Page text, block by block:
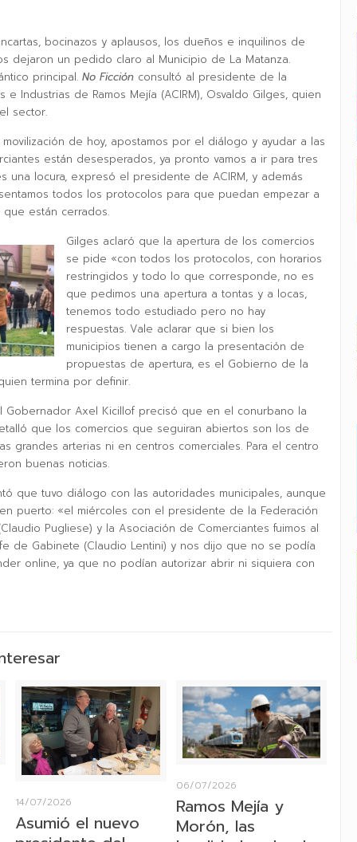
bocinazos y aplausos, los dueños e inquilinos de
dejaron un pedido claro al Municipio de La Matanza.
principal. No Ficciónconsultó al presidente de la
Industrias de Ramos Mejía (ACIRM), Osvaldo Gilges, quien
sector.
de hoy, apostamos por el diálogo y ayudar a las
están desesperados, ya pronto vamos a ir para tres
una locura, expresó el presidente de ACIRM, y además
todos los protocolos para que puedan empezar a
están cerrados.
Gilges aclaró que la apertura de los comercios
se pide «con todos los protocolos, con horarios
restringidos y todo lo que corresponde, no es
que pedimos una apertura a tontas y a locas,
tenemos todo estudiado pero no hay
respuestas. Vale aclarar que si bien los
municipios tienen a cargo la presentación de
propuestas de apertura, es el Gobierno de la
termina por definir.
Gobernador Axel Kicillof precisó que en el conurbano la
que los comercios que seguiran abiertos son los de
grandes arterias ni en centros comerciales. Para el centro
buenas noticias.
que tuvo diálogo con las autoridades municipales, aunque
puerto: «el miércoles con el presidente de la Federación
Pugliese) y la Asociación de Comerciantes fuimos al
de Gabinete (Claudio Lentini) y nos dijo que no se podía
online, ya que no podían autorizar abrir ni siquiera con
14/07/2026
Asumió el nuevo
06/07/2026
Ramos Mejía y
Morón, las